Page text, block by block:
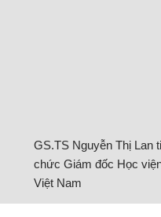
GS.TS Nguyễn Thị Lan
chức Giám đốc Học
Việt Nam